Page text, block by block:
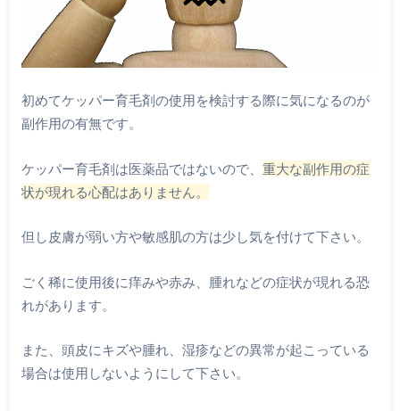
初めてケッパー育毛剤の使用を検討する際に気になるのが
副作用の有無です。
ケッパー育毛剤は医薬品ではないので、 重大な副作用の症
状が現れる心配はありません。
但し皮膚が弱い方や敏感肌の方は少し気を付けて下さい。
ごく稀に使用後に痒みや赤み、腫れなどの症状が現れる恐
れがあります。
また、頭皮にキズや腫れ、湿疹などの異常が起こっている
場合は使用しないようにして下さい。